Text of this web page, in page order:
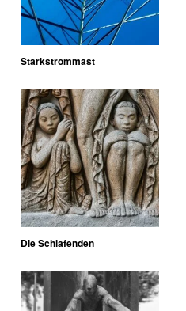
Starkstrommast
Die Schlafenden